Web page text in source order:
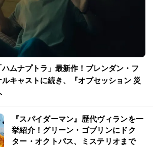
ムナプトラ」最新作！ブレンダン・フ
キャストに続き、『オブセッション 災
『スパイダーマン』歴代ヴィランを一
挙紹介！グリーン・ゴブリンにドク
ター・オクトパス、ミステリオまで